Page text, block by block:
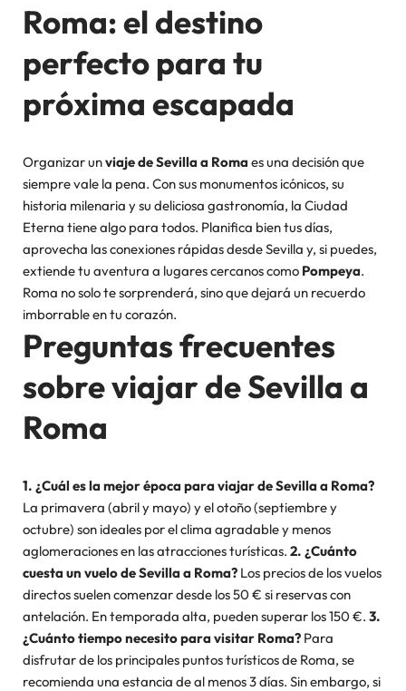
Roma: el destino
perfecto para tu
próxima escapada
Organizar unviaje de Sevilla a Romaes una decisión que
siempre vale la pena. Con sus monumentos icónicos, su
historia milenaria y su deliciosa gastronomía, la Ciudad
Eterna tiene algo para todos. Planifica bien tus días,
aprovecha las conexiones rápidas desde Sevilla y, si puedes,
extiende tu aventura a lugares cercanos como Pompeya.
Roma no solo te sorprenderá, sino que dejará un recuerdo
imborrable en tu corazón.
Preguntas frecuentes
sobre viajar de Sevilla a
Roma
1. ¿Cuál es la mejor época para viajar de Sevilla a Roma?
La primavera (abril y mayo) y el otoño (septiembre y
octubre) son ideales por el clima agradable y menos
aglomeraciones en las atracciones turísticas. 2. ¿Cuánto
cuesta un vuelo de Sevilla a Roma? Los precios de los vuelos
directos suelen comenzar desde los 50 € si reservas con
antelación. En temporada alta, pueden superar los 150 €. 3.
¿Cuánto tiempo necesito para visitar Roma? Para
disfrutar de los principales puntos turísticos de Roma, se
recomienda una estancia de al menos 3 días. Sin embargo, si